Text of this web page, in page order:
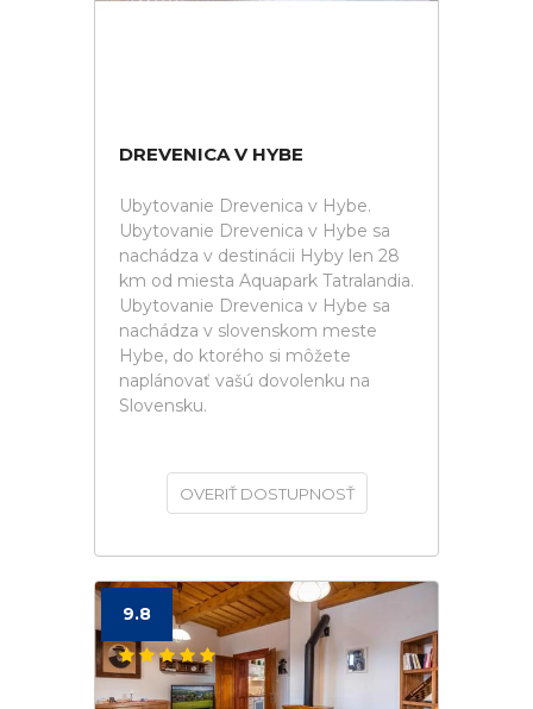
DREVENICA V HYBE
Ubytovanie Drevenica v Hybe.
Ubytovanie Drevenica v Hybe sa
nachádza v destinácii Hyby len 28
km od miesta Aquapark Tatralandia.
Ubytovanie Drevenica v Hybe sa
nachádza v slovenskom meste
Hybe, do ktorého si môžete
naplánovať vašú dovolenku na
Slovensku.
OVERIŤ DOSTUPNOSŤ
9.8